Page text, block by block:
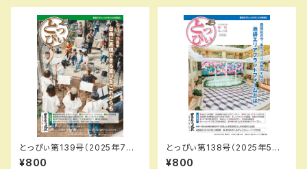
とっぴぃ第139号（2025年7月）
PDFデータ版
¥800
とっぴぃ第138号（2025年5月）
PDFデータ版
¥800